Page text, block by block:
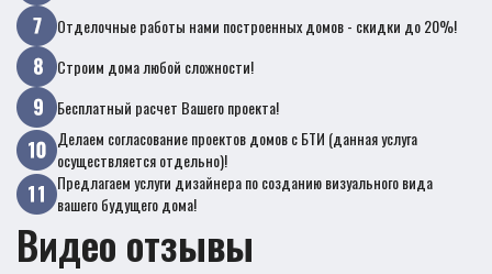
Отделочные работы нами построенных домов - скидки до 20%!
Строим дома любой сложности!
Бесплатный расчет Вашего проекта!
Делаем согласование проектов домов с БТИ (данная услуга
осуществляется отдельно)!
Предлагаем услуги дизайнера по созданию визуального вида
вашего будущего дома!
Видео отзывы